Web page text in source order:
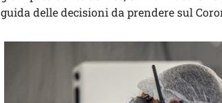
guida delle decisioni da prendere sul